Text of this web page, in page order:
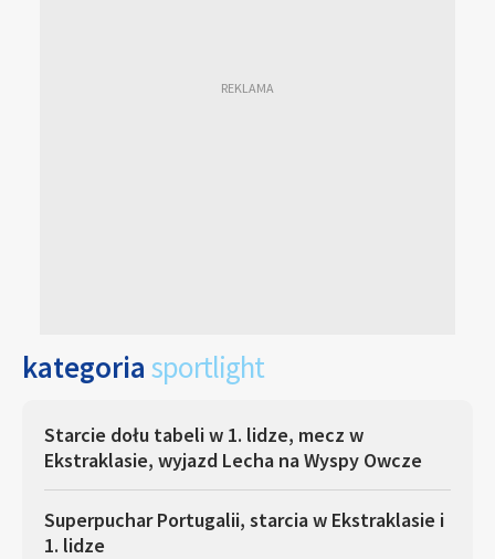
kategoria sportlight
Starcie dołu tabeli w 1. lidze, mecz w
Ekstraklasie, wyjazd Lecha na Wyspy Owcze
Superpuchar Portugalii, starcia w Ekstraklasie i
1. lidze